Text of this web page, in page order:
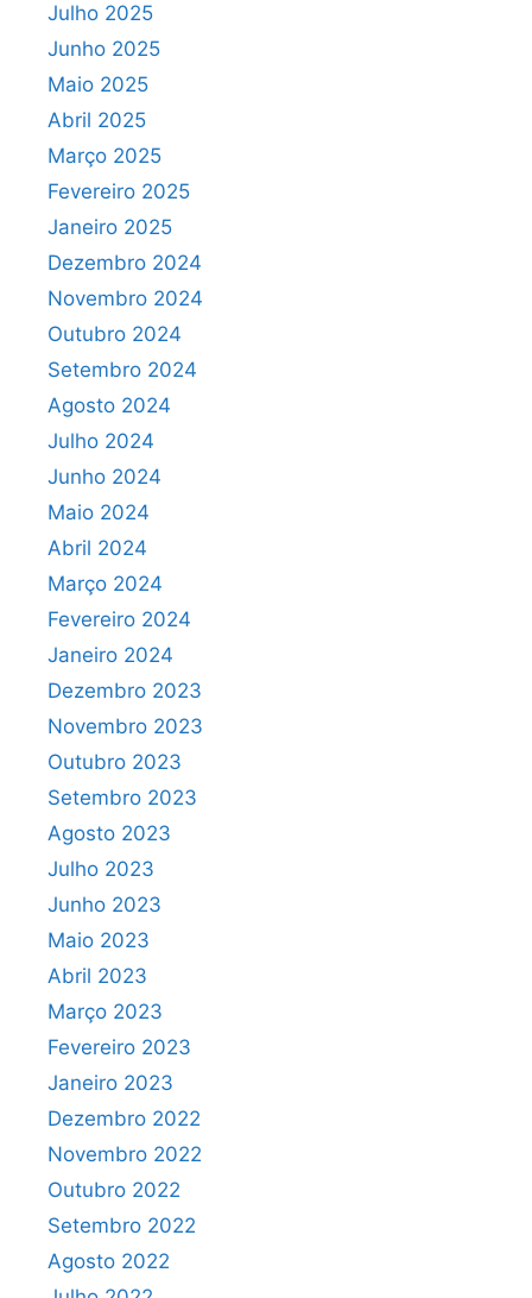
Julho 2025
Junho 2025
Maio 2025
Abril 2025
Março 2025
Fevereiro 2025
Janeiro 2025
Dezembro 2024
Novembro 2024
Outubro 2024
Setembro 2024
Agosto 2024
Julho 2024
Junho 2024
Maio 2024
Abril 2024
Março 2024
Fevereiro 2024
Janeiro 2024
Dezembro 2023
Novembro 2023
Outubro 2023
Setembro 2023
Agosto 2023
Julho 2023
Junho 2023
Maio 2023
Abril 2023
Março 2023
Fevereiro 2023
Janeiro 2023
Dezembro 2022
Novembro 2022
Outubro 2022
Setembro 2022
Agosto 2022